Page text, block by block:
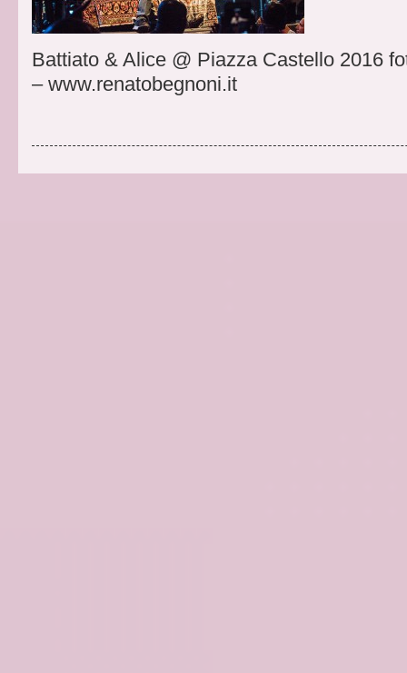
Battiato & Alice @ Piazza Castello 2016
– www.renatobegnoni.it